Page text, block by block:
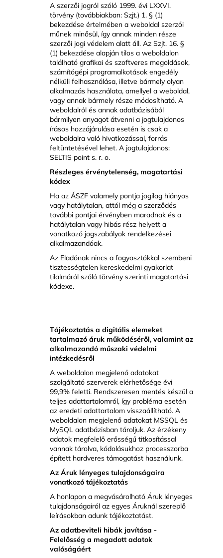
A szerzői jogról szóló 1999. évi LXXVI.
törvény (továbbiakban: Szjt.) 1. § (1)
bekezdése értelmében a weboldal szerzői
műnek minősül, így annak minden része
szerzői jogi védelem alatt áll. Az Szjt. 16. §
(1) bekezdése alapján tilos a weboldalon
található grafikai és szoftveres megoldások,
számítógépi programalkotások engedély
nélküli felhasználása, illetve bármely olyan
alkalmazás használata, amellyel a weboldal,
vagy annak bármely része módosítható. A
weboldalról és annak adatbázisából
bármilyen anyagot átvenni a jogtulajdonos
írásos hozzájárulása esetén is csak a
weboldalra való hivatkozással, forrás
feltüntetésével lehet. A jogtulajdonos:
SELTIS point s. r. o.
Részleges érvénytelenség, magatartási
kódex
Ha az ÁSZF valamely pontja jogilag hiányos
vagy hatálytalan, attól még a szerződés
további pontjai érvényben maradnak és a
hatálytalan vagy hibás rész helyett a
vonatkozó jogszabályok rendelkezései
alkalmazandóak.
Az Eladónak nincs a fogyasztókkal szembeni
tisztességtelen kereskedelmi gyakorlat
tilalmáról szóló törvény szerinti magatartási
kódexe.
Tájékoztatás a digitális elemeket
tartalmazó áruk működéséről, valamint az
alkalmazandó műszaki védelmi
intézkedésről
A weboldalon megjelenő adatokat
szolgáltató szerverek elérhetősége évi
99,9% feletti. Rendszeresen mentés készül a
teljes adattartalomról, így probléma esetén
az eredeti adattartalom visszaállítható. A
weboldalon megjelenő adatokat MSSQL és
MySQL adatbázisban tároljuk. Az érzékeny
adatok megfelelő erősségű titkosítással
vannak tárolva, kódolásukhoz processzorba
épített hardveres támogatást használunk.
Az Áruk lényeges tulajdonságaira
vonatkozó tájékoztatás
A honlapon a megvásárolható Áruk lényeges
tulajdonságairól az egyes Áruknál szereplő
leírásokban adunk tájékoztatást.
Az adatbeviteli hibák javítása -
Felelősség a megadott adatok
valóságáért